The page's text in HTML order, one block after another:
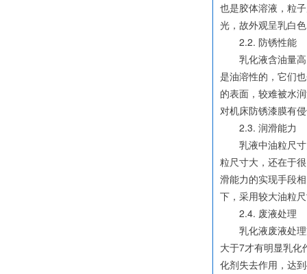
也是胶体溶液，粒
光，故外观呈乳白
2.2. 防锈性能
乳化液含油量高
是油溶性的，它们
的表面，较难被水
对机床防锈漆膜有
2.3. 润滑能力
乳液中油粒尺寸
粒尺寸大，还在于
滑能力的实现手段
下，采用较大油粒
2.4. 废液处理
乳化液废液处理
大于7才有明显乳化
化剂失去作用，达